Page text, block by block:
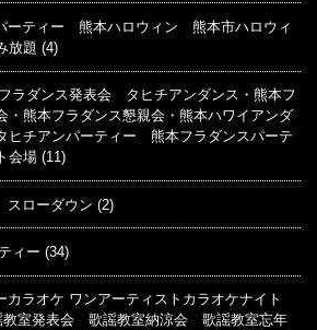
ーティー 熊本ハロウィン 熊本市ハロウィ
放題 (4)
ラダンス発表会 タヒチアンダンス・熊本フ
・熊本フラダンス懇親会・熊本ハワイアンダ
チアンパーティー 熊本フラダンスパーテ
会場 (11)
ローダウン (2)
ィー (34)
ラオケ ワンアーティストカラオケナイト
教室発表会 歌謡教室納涼会 歌謡教室忘年